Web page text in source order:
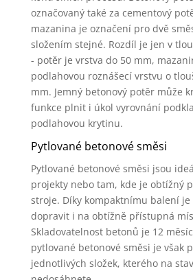
označovaný také za cementový
mazanina je označení pro dvě
složením stejné. Rozdíl je jen v
- potěr je vrstva do 50 mm,
podlahovou roznášecí vrstvu o
mm. Jemný betonový potěr může
funkce plnit i úkol vyrovnání
podlahovou krytinu.
Pytlované betonové směsi
Pytlované betonové směsi jsou
projekty nebo tam, kde je obtížný
stroje. Díky kompaktnímu balení
dopravit i na obtížně přístupná
Skladovatelnost betonů je 12
pytlované betonové směsi je však
jednotlivých složek, kterého na